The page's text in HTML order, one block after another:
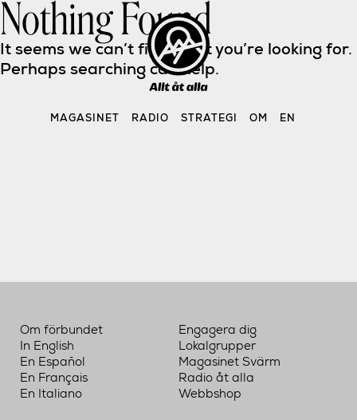
Skip
content
MAGASINET RADIO STRATEGI OM EN
Nothing Found
It seems we can’t find what you’re looking for.
Perhaps searching can help.
Om förbundet
In English
En Español
En Français
En Italiano
Engagera dig
Lokalgrupper
Magasinet Svärm
Radio åt alla
Webbshop